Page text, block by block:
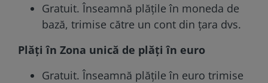
Gratuit. Înseamnă plățile în moneda de
bază, trimise către un cont din țara dvs.
Plăți în Zona unică de plăți în euro
Gratuit. Înseamnă plățile în euro trimise